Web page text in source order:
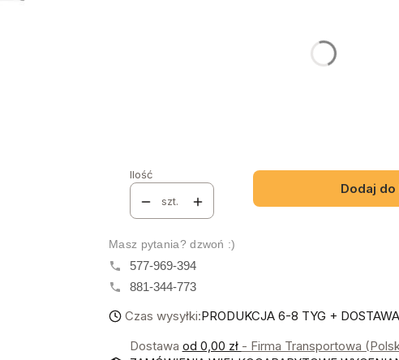
Ilość
szt.
Dodaj
Masz pytania? dzwoń :)
577-969-394
881-344-773
Czas wysyłki:PRODUKCJA 6-8 TYG + DOSTAWA
Dostawa od 0,00 zł - Firma Transportowa